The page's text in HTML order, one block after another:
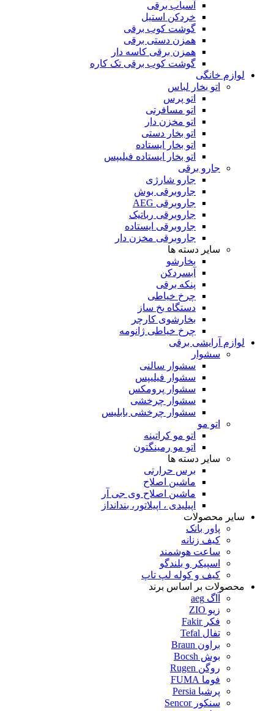
آسیاب برقی
خردکن استیل
گوشت کوب برقی
همزن دستی برقی
همزن برقی کاسه دار
گوشت کوب برقی تک کاره
لوازم خانگی
اتو بخار لباس
اتو پرس
اتو مسافرتی
اتو مخزن دار
اتو بخار دستی
اتو بخار ایستاده
اتو بخار ایستاده فیلیپس
جارو برقی
جارو شارژی
جاروبرقی بوش
جاروبرقی AEG
جاروبرقی رباتیک
جاروبرقی ایستاده
جاروبرقی مخزن دار
سایر دسته ها
بخارشو
آبسردکن
پنکه برقی
چرخ خیاطی
دستگاه یخ ساز
بخارشوی کارچر
چرخ خیاطی ژانومه
لوازم آرایشی برقی
سشوار
سشوار سالنی
سشوار فیلیپس
سشوار پرومکس
سشوار چرخشی
سشوار چرخشی بابلیس
اتو مو
اتو مو کراتینه
اتو مو رمینگتون
سایر دسته ها
برس حرارتی
ماشین اصلاح
ماشین اصلاح وی جی آر
اپیلیدی ، اپیلاتور، بندانداز
سایر محصولات
پاور بانک
کیف زنانه
ساعت هوشمند
اسپیکر و بلندگو
کیف و کوله لپ تاپ
محصولات بر اساس برند
آاگ aeg
زیو ZIO
فکر Fakir
تفال Tefal
براون Braun
بوش Bocsh
روگن Rugen
فوما FUMA
پرشیا Persia
سنکور Sencor